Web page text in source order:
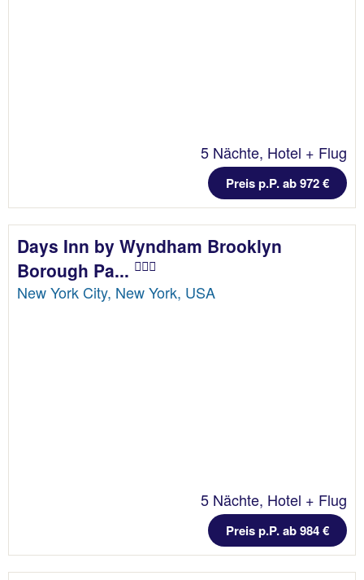
5 Nächte, Hotel + Flug
Preis p.P. ab 972 €
Days Inn by Wyndham Brooklyn
Borough Pa...
New York City, New York, USA
5 Nächte, Hotel + Flug
Preis p.P. ab 984 €